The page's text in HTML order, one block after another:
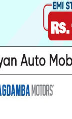
जिल्ला
यौनकार्य
निर्घात
मुद्दा